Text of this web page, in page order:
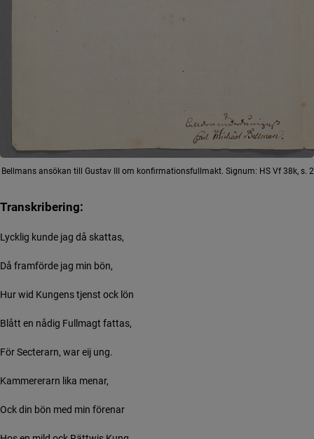
Bellmans ansökan till Gustav III om konfirmationsfullmakt. Signum: HS Vf 38k, s. 2
Transkribering:
Lycklig kunde jag då skattas,
Då framförde jag min bön,
Hur wid Kungens tjenst ock lön
Blått en nådig Fullmagt fattas,
För Secterarn, war eij ung.
Kammererarn lika menar,
Ock din bön med min förenar